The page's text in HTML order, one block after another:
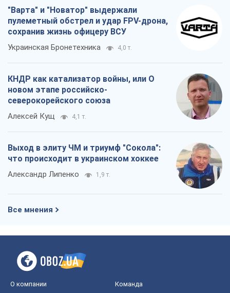
"Варта" и "Новатор" выдержали
пулеметный обстрел и удар FPV-дрона,
сохранив жизнь офицеру ВСУ
Украинская Бронетехника 4,0 т.
КНДР как катализатор войны, или О
новом этапе российско-
северокорейского союза
Алексей Кущ 4,1 т.
Выход в элиту ЧМ и триумф "Сокола":
что происходит в украинском хоккее
Александр Липенко 1,9 т.
Все мнения
О компании Команда